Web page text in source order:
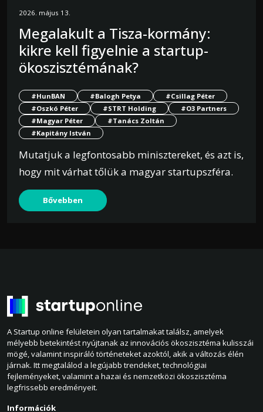
2026. május 13.
Megalakult a Tisza-kormány:
kikre kell figyelnie a startup-
ökoszisztémának?
#HunBAN #Balogh Petya
#Csillag Péter
#Oszkó Péter
#STRT Holding
#O3 Partners
#Magyar Péter
#Tanács Zoltán
#Kapitány István
Mutatjuk a legfontosabb minisztereket, és azt is,
hogy mit várhat tőlük a magyar startupszféra.
Bővebben
A Startup online felületein olyan tartalmakat találsz, amelyek
mélyebb betekintést nyújtanak az innovációs ökoszisztéma kulisszái
mögé, valamint inspiráló történeteket azoktól, akik a változás élén
járnak. Itt megtalálod a legújabb trendeket, technológiai
fejleményeket, valamint a hazai és nemzetközi ökoszisztéma
legfrissebb eredményeit.
Információk